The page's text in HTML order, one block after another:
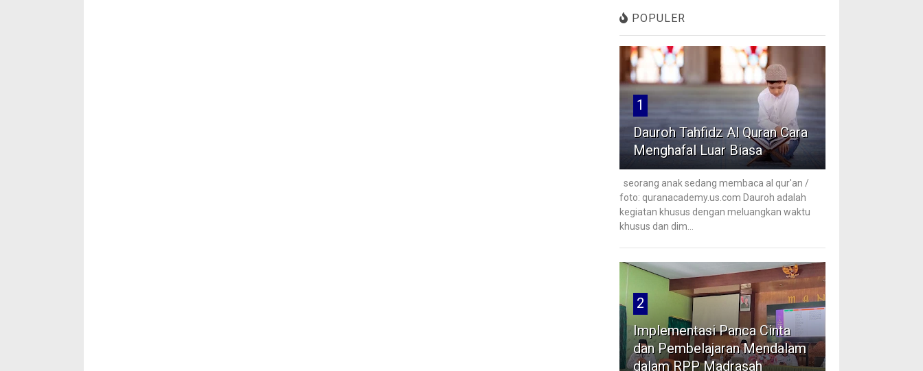
POPULER
1
Dauroh Tahfidz Al Quran Cara
Menghafal Luar Biasa
seorang anak sedang membaca al qur'an /
foto: quranacademy.us.com Dauroh adalah
kegiatan khusus dengan meluangkan waktu
khusus dan dim...
2
Implementasi Panca Cinta
dan Pembelajaran Mendalam
dalam RPP Madrasah